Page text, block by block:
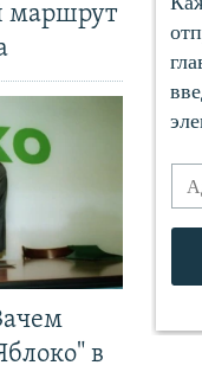
маршрут
в